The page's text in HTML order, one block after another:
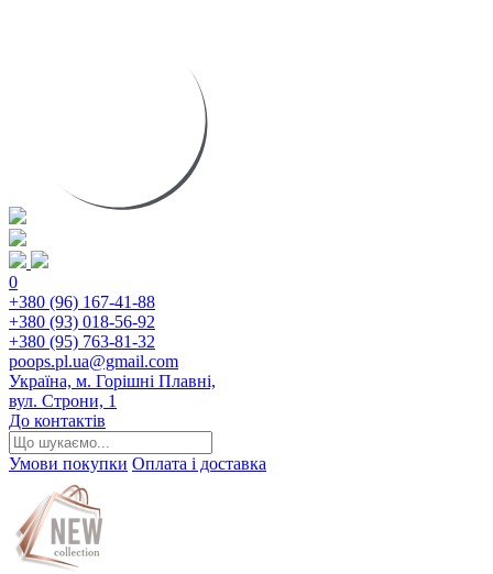
0
+380 (96) 167-41-88
+380 (93) 018-56-92
+380 (95) 763-81-32
poops.pl.ua@gmail.com
Україна, м. Горішні Плавні,
вул. Строни, 1
До контактів
Умови покупки Оплата і доставка